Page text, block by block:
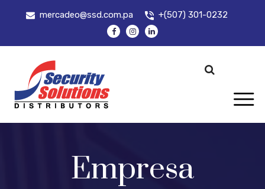
mercadeo@ssd.com.pa +(507) 301-0232
Empresa